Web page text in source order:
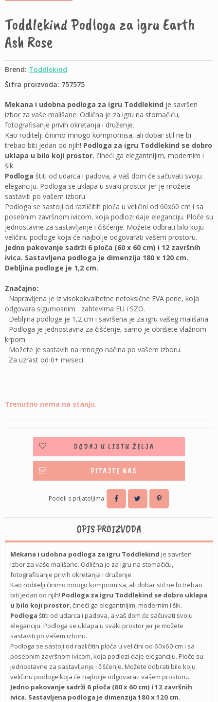
Toddlekind Podloga za igru Earth
Ash Rose
Brend: Toddlekind
Šifra proizvoda: 757575
Mekana i udobna podloga za igru Toddlekind je savršen
izbor za vaše mališane. Odlična je za igru na stomačiću,
fotografisanje privih okretanja i druženje.
Kao roditelji činimo mnogo kompromisa, ali dobar stil ne bi
trebao biti jedan od njih! Podloga za igru Toddlekind se dobro
uklapa u bilo koji prostor, čineći ga elegantnijim, modernim i
šik.
Podloga štiti od udarca i padova, a vaš dom će sačuvati svoju
eleganciju. Podloga se uklapa u svaki prostor jer je možete
sastaviti po vašem izboru.
Podloga se sastoji od različitih ploča u veličini od 60x60 cm i sa
posebnim završnom ivicom, koja podlozi daje eleganciju. Ploče su
jednostavne za sastavljanje i čišćenje. Možete odbrati bilo koju
veličinu podloge koja će najbolje odgovarati vašem prostoru.
Jedno pakovanje sadrži 6 ploča (60 x 60 cm) i 12 završnih
ivica. Sastavljena podloga je dimenzija 180 x 120 cm.
Debljina podloge je 1,2 cm.
Značajno:
Napravljena je iz visokokvalitetne netoksične EVA pene, koja
odgovara sigurnosnim zahtevima EU i SZO.
Debljina podloge je 1,2 cm i savršena je za igru vašeg mališana.
Podloga je jednostavna za čišćenje, samo je obrišete vlažnom
krpom.
Možete je sastaviti na mnogo načina po vašem izboru.
Za uzrast od 0+ meseci.
Trenutno nema na stanju.
DODAJ U LISTU ŽELJA
PITAJTE NAS
Podeli s prijateljima:
OPIS PROIZVODA
Mekana i udobna podloga za igru Toddlekind je savršen
izbor za vaše mališane. Odlična je za igru na stomačiću,
fotografisanje privih okretanja i druženje.
Kao roditelji činimo mnogo kompromisa, ali dobar stil ne bi trebao
biti jedan od njih! Podloga za igru Toddlekind se dobro uklapa
u bilo koji prostor , čineći ga elegantnijim, modernim i šik.
Podloga štiti od udarca i padova, a vaš dom će sačuvati svoju
eleganciju. Podloga se uklapa u svaki prostor jer je možete
sastaviti po vašem izboru.
Podloga se sastoji od različitih ploča u veličini od 60x60 cm i sa
posebnim završnom ivicom, koja podlozi daje eleganciju. Ploče su
jednostavne za sastavljanje i čišćenje. Možete odbrati bilo koju
veličinu podloge koja će najbolje odgovarati vašem prostoru.
Jedno pakovanje sadrži 6 ploča (60 x 60 cm) i 12 završnih
ivica. Sastavljena podloga je dimenzija 180 x 120 cm.